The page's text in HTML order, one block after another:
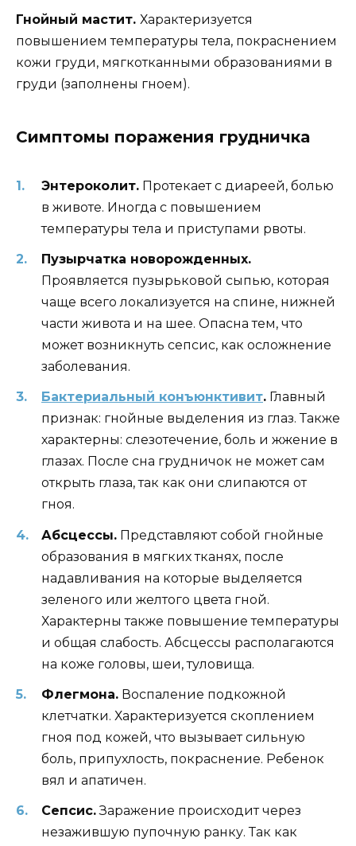
Гнойный мастит. Характеризуется
повышением температуры тела, покраснением
кожи груди, мягкотканными образованиями в
груди (заполнены гноем).
Симптомы поражения грудничка
Энтероколит. Протекает с диареей, болью
в животе. Иногда с повышением
температуры тела и приступами рвоты.
Пузырчатка новорожденных.
Проявляется пузырьковой сыпью, которая
чаще всего локализуется на спине, нижней
части живота и на шее. Опасна тем, что
может возникнуть сепсис, как осложнение
заболевания.
Бактериальный конъюнктивит. Главный
признак: гнойные выделения из глаз. Также
характерны: слезотечение, боль и жжение в
глазах. После сна грудничок не может сам
открыть глаза, так как они слипаются от
гноя.
Абсцессы. Представляют собой гнойные
образования в мягких тканях, после
надавливания на которые выделяется
зеленого или желтого цвета гной.
Характерны также повышение температуры
и общая слабость. Абсцессы располагаются
на коже головы, шеи, туловища.
Флегмона. Воспаление подкожной
клетчатки. Характеризуется скоплением
гноя под кожей, что вызывает сильную
боль, припухлость, покраснение. Ребенок
вял и апатичен.
Сепсис.Заражение происходит через
незажившую пупочную ранку. Так как